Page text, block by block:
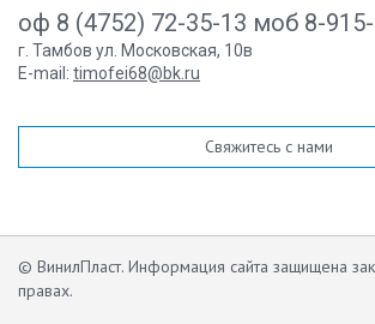
оф 8 (4752) 72-35-13 моб 8-
г. Тамбов ул. Московская, 10в
E-mail: timofei68@bk.ru
Свяжитесь с нами
© ВинилПласт. Информация сайта защищена
правах.